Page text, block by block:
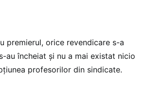
premierul, orice revendicare s-a
au încheiat și nu a mai existat nicio
profesorilor din sindicate.